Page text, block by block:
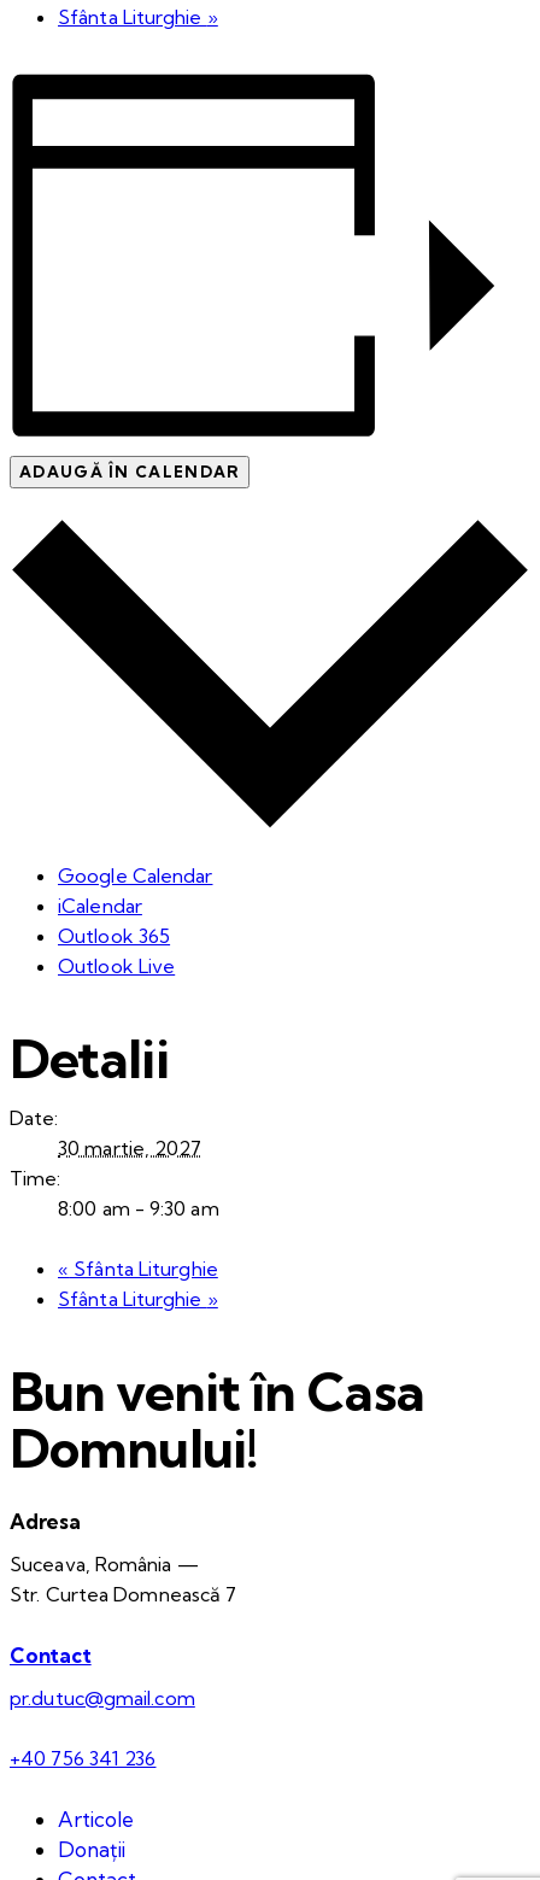
Sfânta Liturghie »
ADAUGĂ ÎN CALENDAR
Google Calendar
iCalendar
Outlook 365
Outlook Live
Detalii
Date:
30 martie, 2027
Time:
8:00 am - 9:30 am
« Sfânta Liturghie
Sfânta Liturghie »
Bun venit în Casa
Domnului!
Adresa
Suceava, România —
Str. Curtea Domnească 7
Contact
pr.dutuc@gmail.com
+40 756 341 236
Articole
Donații